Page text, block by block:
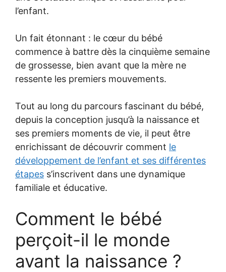
l’enfant.
Un fait étonnant : le cœur du bébé
commence à battre dès la cinquième semaine
de grossesse, bien avant que la mère ne
ressente les premiers mouvements.
Tout au long du parcours fascinant du bébé,
depuis la conception jusqu’à la naissance et
ses premiers moments de vie, il peut être
enrichissant de découvrir comment le
développement de l’enfant et ses différentes
étapes s’inscrivent dans une dynamique
familiale et éducative.
Comment le bébé
perçoit-il le monde
avant la naissance ?